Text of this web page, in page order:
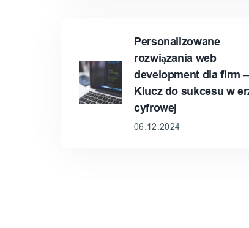
Personalizowane
rozwiązania web
development dla firm –
Klucz do sukcesu w
cyfrowej
06.12.2024